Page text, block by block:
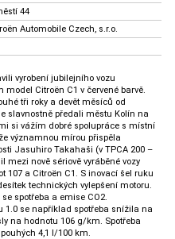
44
Automobile Czech, s.r.o.
vyrobení jubilejního vozu
model Citroën C1 v červené barvě.
tři roky a devět měsíců od
slavnostně předali městu Kolín na
si vážím dobré spolupráce s místní
významnou mírou přispěla
Jasuhiro Takahaši (v TPCA 200 –
mezi nově sériově vyráběné vozy
107 a Citroën C1. S inovací šel ruku
technických vylepšení motoru.
spotřeba a emise CO2.
1.0 se například spotřeba snížila na
na hodnotu 106 g/km. Spotřeba
4,1 l/100 km.